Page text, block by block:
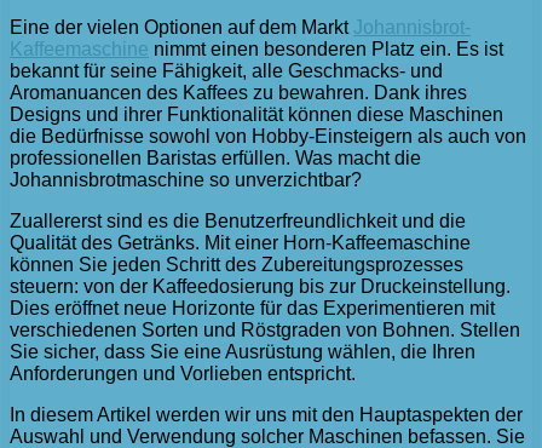
Eine der vielen Optionen auf dem Markt Johannisbrot-
Kaffeemaschine nimmt einen besonderen Platz ein. Es ist
bekannt für seine Fähigkeit, alle Geschmacks- und
Aromanuancen des Kaffees zu bewahren. Dank ihres
Designs und ihrer Funktionalität können diese Maschinen
die Bedürfnisse sowohl von Hobby-Einsteigern als auch von
professionellen Baristas erfüllen. Was macht die
Johannisbrotmaschine so unverzichtbar?
Zuallererst sind es die Benutzerfreundlichkeit und die
Qualität des Getränks. Mit einer Horn-Kaffeemaschine
können Sie jeden Schritt des Zubereitungsprozesses
steuern: von der Kaffeedosierung bis zur Druckeinstellung.
Dies eröffnet neue Horizonte für das Experimentieren mit
verschiedenen Sorten und Röstgraden von Bohnen. Stellen
Sie sicher, dass Sie eine Ausrüstung wählen, die Ihren
Anforderungen und Vorlieben entspricht.
In diesem Artikel werden wir uns mit den Hauptaspekten der
Auswahl und Verwendung solcher Maschinen befassen. Sie